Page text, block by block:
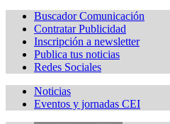
Buscador Comunicación
Contratar Publicidad
Inscripción a newsletter
Publica tus noticias
Redes Sociales
Noticias
Eventos y jornadas CEI